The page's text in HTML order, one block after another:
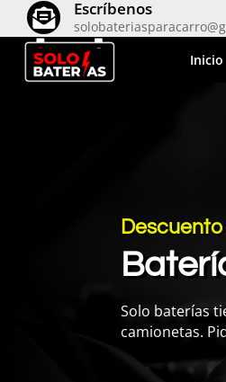
 Escríbenos
Inicio
Solo baterías
camionetas.